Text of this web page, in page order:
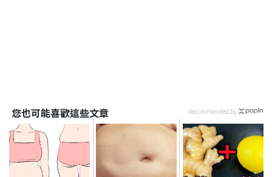
您也可能喜歡這些文章 Recommended by